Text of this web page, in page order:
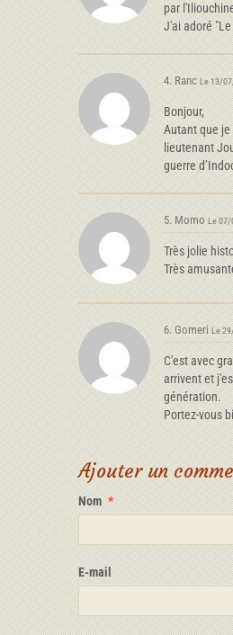
par
J'ai adoré
4. Ranc Le 13/
Bonjour,
Autant que je
lieutenant
guerre
5. Momo Le 07/
Très jolie
Très
6. Gomeri Le
C'est avec
arrivent et
génération.
Portez-vous
Ajouter un
Nom
E-mail